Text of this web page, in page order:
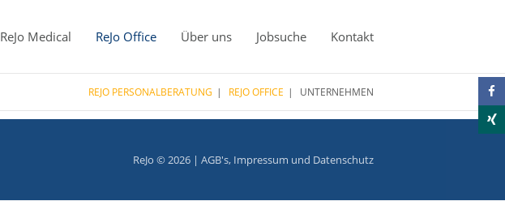
ReJo Medical ReJo Office Über uns Jobsuche Kontakt
REJO PERSONALBERATUNG REJO OFFICE UNTERNEHMEN
ReJo © 2026 | AGB's, Impressum und Datenschutz